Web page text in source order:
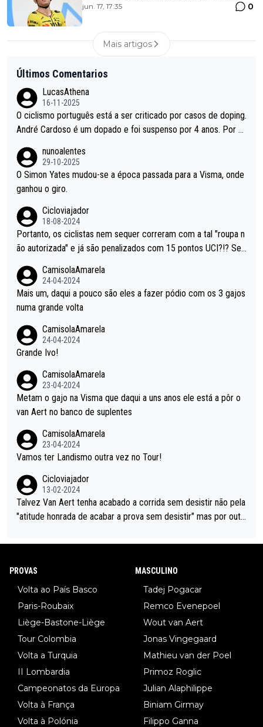
jun. 17, 17:35 0
Mais artigos
Últimos Comentarios
LucasAthena
16-11-2025
O ciclismo português está a ser criticado por casos de doping.
André Cardoso é um dopado e foi suspenso por 4 anos. Por q
o?
nunoalentes
29-10-2025
O Simon Yates mudou-se a época passada para a Visma, onde
ganhou o giro.
Cicloviajador
18-08-2024
Portanto, os ciclistas nem sequer correram com a tal "roupa n
ão autorizada" e já são penalizados com 15 pontos UCI?!? Se
tende... Mas penalizar os atletas retirando-lhes pontos??? Isto
é roubar na secretaria o que os atletas conquistam na estrada!
CamisolaAmarela
24-04-2024
Mais um, daqui a pouco são eles a fazer pódio com os 3 gajos
numa grande volta
CamisolaAmarela
24-04-2024
Grande Ivo!
CamisolaAmarela
23-04-2024
Metam o gajo na Visma que daqui a uns anos ele está a pôr o
van Aert no banco de suplentes
CamisolaAmarela
23-04-2024
Vamos ter Landismo outra vez no Tour!
Cicloviajador
13-02-2024
Talvez Van Aert tenha acabado a corrida sem desistir não pela
"atitude honrada de acabar a prova sem desistir" mas por outr
am de ser hipóteses com lógica): 1) A decisão de levar a corri
ão vou poder lutar por uma boa classificação, vou aproveitar p
ara treinar"... Lembra-me o que Nelson Piquet fez no GP de P
ortugal de 1985... sem hipóteses de lutar pelos pontos na corri
a experimentar soluções no carro, como se faz nas sessões d
e treino privadas... aproveitando para testá-las em ambiente re
al de corrida. 2) Se algum patrocinador (Red Bull, por exempl
o) lhe pagar em função do número de etapas que terminar, por
exemplo, será um bom motivo para terminar, seja em que luga
r for...
PROVAS
Volta ao País Basco
Paris-Roubaix
Liège-Bastone-Liège
Tour Colombia
Volta a Turquia
II Lombardia
Campeonatos da Europa
Volta à França
Volta à Polónia
MASCULINO
Tadej Pogacar
Remco Evenepoel
Wout van Aert
Jonas Vingegaard
Mathieu van der Poel
Primoz Roglic
Julian Alaphilippe
Biniam Girmay
Filippo Ganna